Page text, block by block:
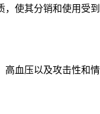
使其分销和使用受
血压以及攻击性和